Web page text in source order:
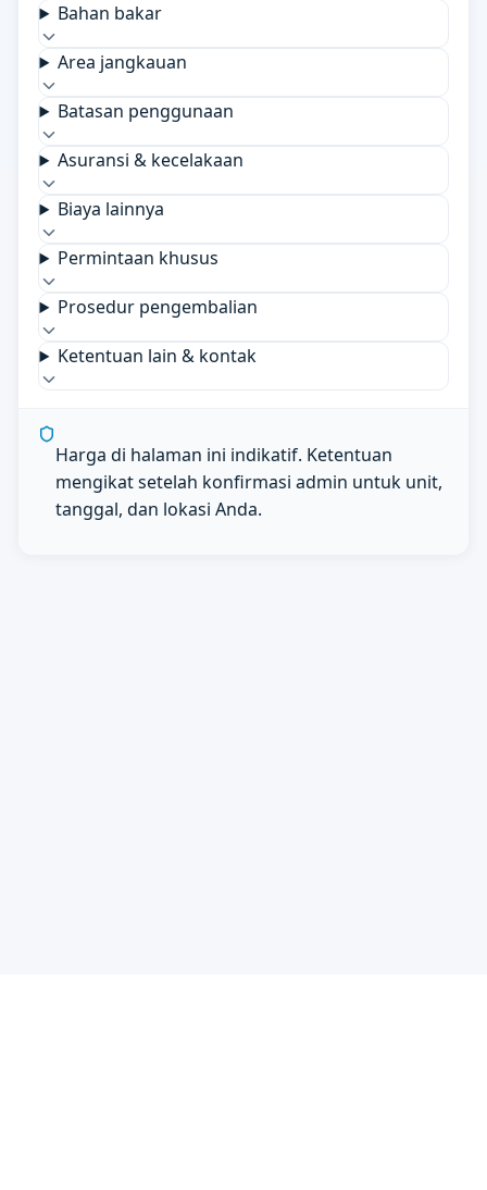
Bahan bakar
Area jangkauan
Batasan penggunaan
Asuransi & kecelakaan
Biaya lainnya
Permintaan khusus
Prosedur pengembalian
Ketentuan lain & kontak
Harga di halaman ini indikatif. Ketentuan
mengikat setelah konfirmasi admin untuk unit,
tanggal, dan lokasi Anda.